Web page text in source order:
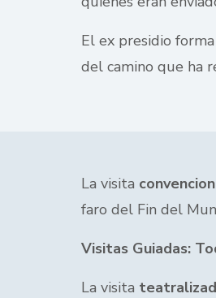
El ex presidio
del camino que ha
La visita
faro del Fin del
Visitas Guiadas:
La visita